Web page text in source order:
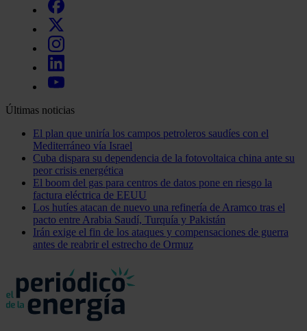
Últimas noticias
El plan que uniría los campos petroleros saudíes con el
Mediterráneo vía Israel
Cuba dispara su dependencia de la fotovoltaica china ante su
peor crisis energética
El boom del gas para centros de datos pone en riesgo la
factura eléctrica de EEUU
Los hutíes atacan de nuevo una refinería de Aramco tras el
pacto entre Arabia Saudí, Turquía y Pakistán
Irán exige el fin de los ataques y compensaciones de guerra
antes de reabrir el estrecho de Ormuz